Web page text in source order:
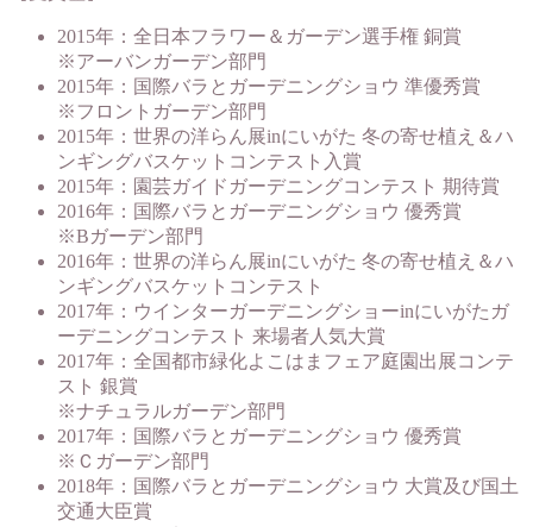
2015年：全日本フラワー＆ガーデン選手権 銅賞
※アーバンガーデン部門
2015年：国際バラとガーデニングショウ 準優秀賞
※フロントガーデン部門
2015年：世界の洋らん展inにいがた 冬の寄せ植え＆ハ
ンギングバスケットコンテスト入賞
2015年：園芸ガイドガーデニングコンテスト 期待賞
2016年：国際バラとガーデニングショウ 優秀賞
※Bガーデン部門
2016年：世界の洋らん展inにいがた 冬の寄せ植え＆ハ
ンギングバスケットコンテスト
2017年：ウインターガーデニングショーinにいがたガ
ーデニングコンテスト 来場者人気大賞
2017年：全国都市緑化よこはまフェア庭園出展コンテ
スト 銀賞
※ナチュラルガーデン部門
2017年：国際バラとガーデニングショウ 優秀賞
※Ｃガーデン部門
2018年：国際バラとガーデニングショウ 大賞及び国土
交通大臣賞